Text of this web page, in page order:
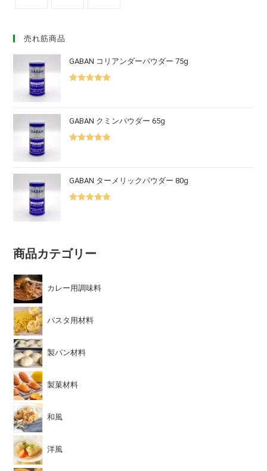
売れ筋商品
GABAN コリアンダーパウダー 75g
GABAN クミンパウダー 65g
GABAN ターメリックパウダー 80g
商品カテゴリー
カレー用調味料
パスタ用材料
製パン材料
製菓材料
和風
洋風